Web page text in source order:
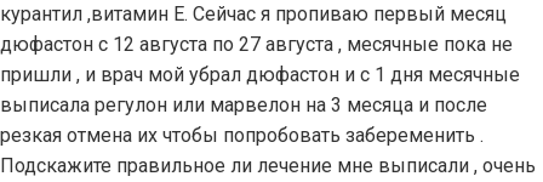
курантил ,витамин Е. Сейчас я пропиваю первый месяц
дюфастон с 12 августа по 27 августа , месячные пока не
пришли , и врач мой убрал дюфастон и с 1 дня месячные
выписала регулон или марвелон на 3 месяца и после
резкая отмена их чтобы попробовать забеременить .
Подскажите правильное ли лечение мне выписали , очень